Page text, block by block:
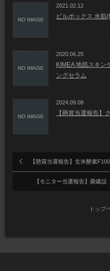
NO IMAGE
2021.02.12
ピルボックス 水肌
NO IMAGE
2020.06.25
KIMEA 地肌スキン
ングセラム
NO IMAGE
2024.09.08
【懸賞当選報告
【懸賞当選報告】玄米酵素F100
【モニター当選報告】榮建
トップ